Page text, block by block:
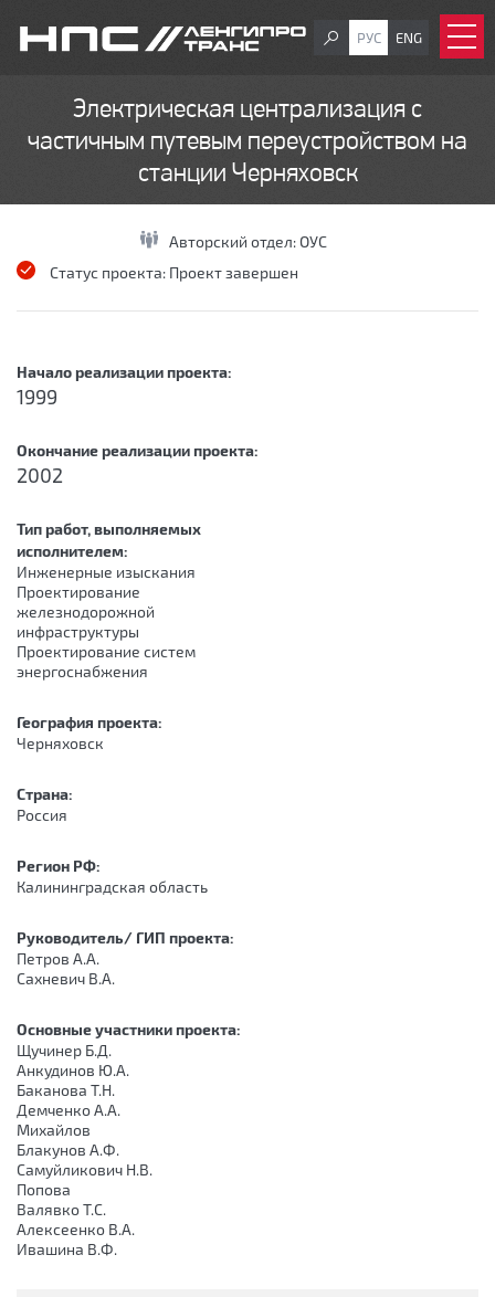
РУС ENG
Электрическая централизация с
частичным путевым переустройством на
станции Черняховск
Авторский отдел: ОУС
Статус проекта: Проект завершен
Начало реализации проекта:
1999
Окончание реализации проекта:
2002
Тип работ, выполняемых
исполнителем:
Инженерные изыскания
Проектирование
железнодорожной
инфраструктуры
Проектирование систем
энергоснабжения
География проекта:
Черняховск
Страна:
Россия
Регион РФ:
Калининградская область
Руководитель/ ГИП проекта:
Петров А.А.
Сахневич В.А.
Основные участники проекта:
Щучинер Б.Д.
Анкудинов Ю.А.
Баканова Т.Н.
Демченко А.А.
Михайлов
Блакунов А.Ф.
Самуйликович Н.В.
Попова
Валявко Т.С.
Алексеенко В.А.
Ивашина В.Ф.